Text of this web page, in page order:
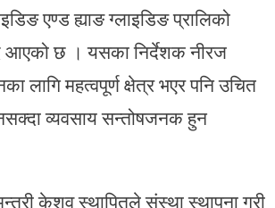
एण्ड ह्याङ ग्लाइडिङ प्रालिको
आएको छ । यसका निर्देशक नीरज
लागि महत्वपूर्ण क्षेत्र भएर पनि उचित
व्यवसाय सन्तोषजनक हुन
केशव स्थापितले संस्था स्थापना गरी